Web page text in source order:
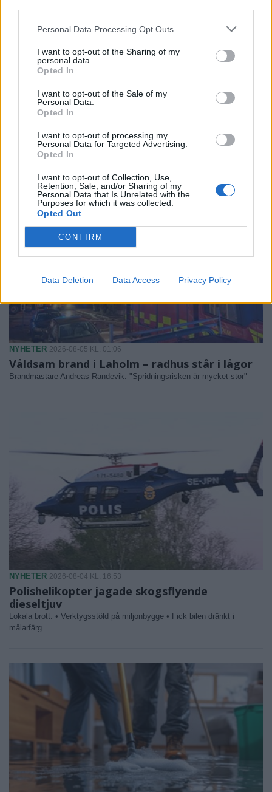
Personal Data Processing Opt Outs
I want to opt-out of the Sharing of my
personal data.
Opted In
I want to opt-out of the Sale of my
Personal Data.
Opted In
I want to opt-out of processing my
Personal Data for Targeted Advertising.
Opted In
I want to opt-out of Collection, Use,
Retention, Sale, and/or Sharing of my
Personal Data that Is Unrelated with the
Purposes for which it was collected.
Opted Out
CONFIRM
Data Deletion Data Access Privacy Policy
betydligt värre följder.
NYHETER 2026-08-05 KL. 01:06
Våldsam brand i Laholm – radhus står i lågor
Brandmästare Andreas Randevik: "Spridningsrisken är mycket stor"
NYHETER 2026-08-04 KL. 16:53
Polishelikopter jagade skogsflyende
dieseltjuv
Lokala brott: • Verktygsstöld på miljonbygge • Fick bilen dränkt i
målarfärg